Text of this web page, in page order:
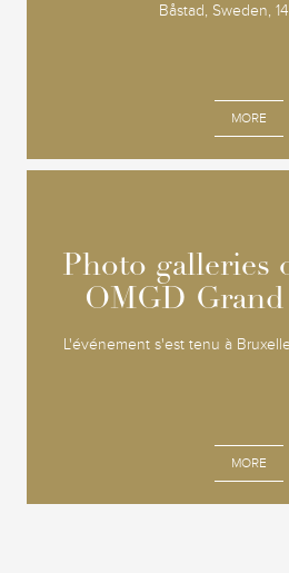
Båstad, Sweden,
MORE
Photo galleries
OMGD
L'événement s'est tenu à
MORE
Photo galleries
OMGD